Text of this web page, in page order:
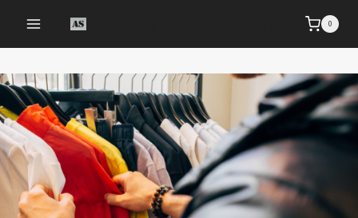
contenu
Aéroplane Sensations 0